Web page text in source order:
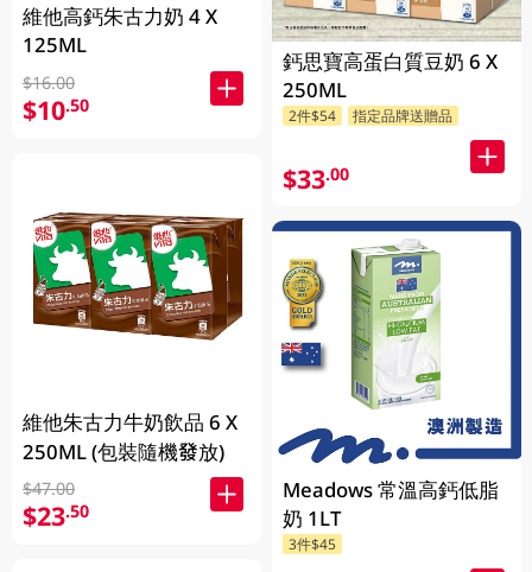
維他高鈣朱古力奶 4 X
125ML
$16.00
$10.50
維他朱古力牛奶飲品 6 X
250ML (包裝隨機發放)
$47.00
$23.50
鈣思寶高蛋白質豆奶 6 X
250ML
2件$54 指定品牌送贈品
$33.00
Meadows 常溫高鈣低脂
奶 1LT
3件$45